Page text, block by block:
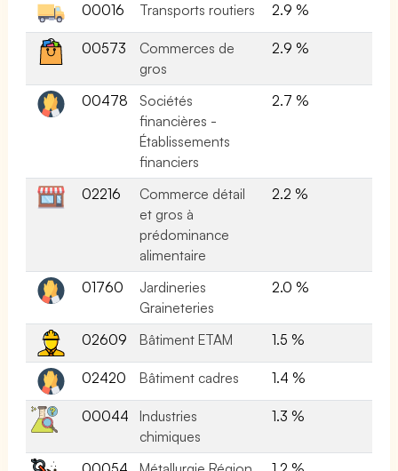
00016 Transports routiers 2.9 %
00573
Commerces de
gros
2.9 %
00478
Sociétés
financières -
Établissements
financiers
2.7 %
02216
Commerce détail
et gros à
prédominance
alimentaire
2.2 %
01760
Jardineries
Graineteries
2.0 %
02609 Bâtiment ETAM 1.5 %
02420 Bâtiment cadres 1.4 %
00044
Industries
chimiques
1.3 %